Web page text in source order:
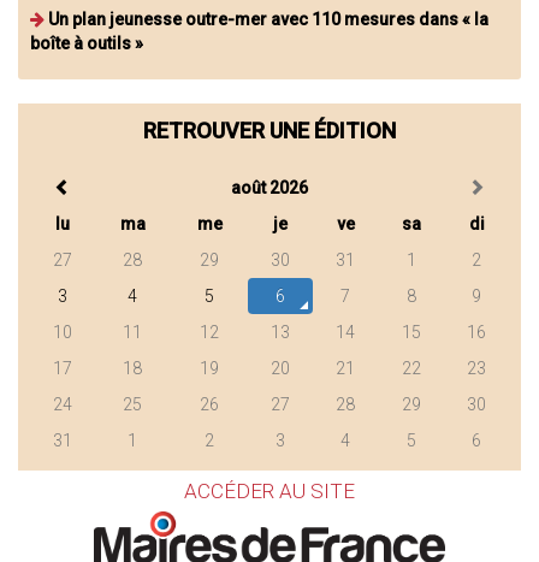
Un plan jeunesse outre-mer avec 110 mesures dans « la
boîte à outils »
RETROUVER UNE ÉDITION
août 2026
lu
ma me je ve sa
di
27
28 29 30 31 1
2
3
4 5 6 7 8
9
10
11 12 13 14 15
16
17
18 19 20 21 22
23
24
25 26 27 28 29
30
31
1 2 3 4 5 6
ACCÉDER AU SITE